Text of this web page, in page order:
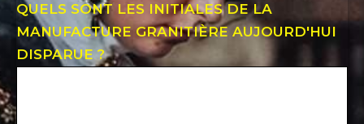
QUELS SONT LES INITIALES DE LA
MANUFACTURE GRANITIÈRE AUJOURD'HUI
DISPARUE ?